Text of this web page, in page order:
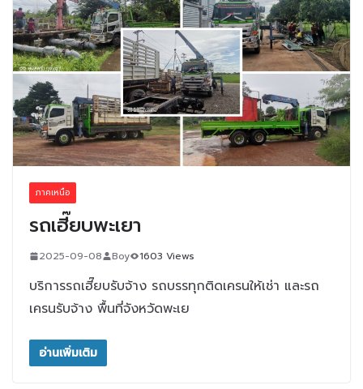
ภาคเหนือ
รถเฮี๊ยบพะเยา
2025-09-08 Boy 1603 Views
บริการรถเฮี๊ยบรับจ้าง รถบรรทุกติดเครนให้เช่า และรถ
เครนรับจ้าง พื้นที่จังหวัดพะเย
อ่านเพิ่มเติม